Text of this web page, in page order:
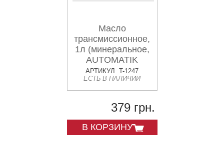
Масло
трансмиссионное,
1л (минеральное,
AUTOMATIK
FLUID ATF-A)
MANNOL
АРТИКУЛ: T-1247
ЕСТЬ В НАЛИЧИИ
379 грн.
В КОРЗИНУ